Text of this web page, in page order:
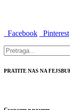
Facebook Pinterest
PRATITE NAS NA